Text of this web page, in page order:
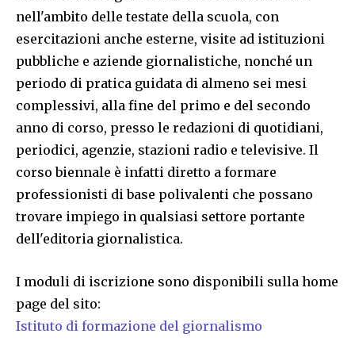
nell'ambito delle testate della scuola, con
esercitazioni anche esterne, visite ad istituzioni
pubbliche e aziende giornalistiche, nonché un
periodo di pratica guidata di almeno sei mesi
complessivi, alla fine del primo e del secondo
anno di corso, presso le redazioni di quotidiani,
periodici, agenzie, stazioni radio e televisive. Il
corso biennale è infatti diretto a formare
professionisti di base polivalenti che possano
trovare impiego in qualsiasi settore portante
dell'editoria giornalistica.
I moduli di iscrizione sono disponibili sulla home
page del sito:
Istituto di formazione del giornalismo